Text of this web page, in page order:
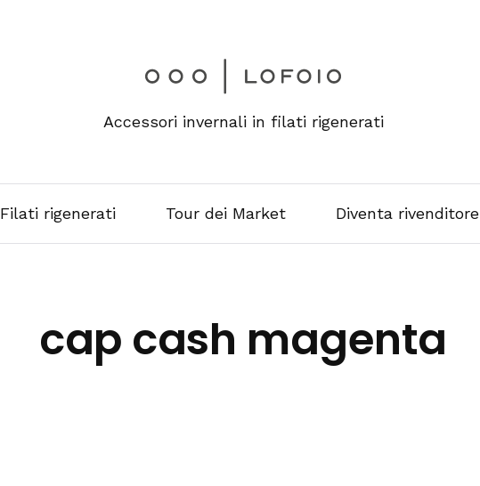
Accessori invernali in filati rigenerati
Filati rigenerati Tour dei Market Diventa rivenditore
cap cash magenta